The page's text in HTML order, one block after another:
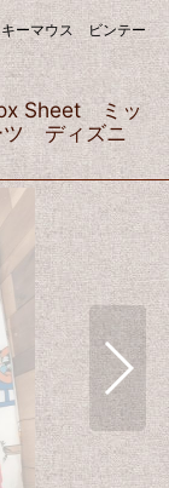
ーマウス ビンテー
Sheet ミッ
ツ ディズニ